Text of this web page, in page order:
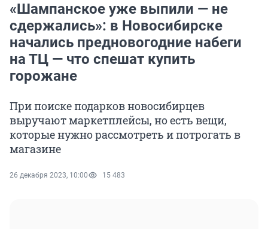
«Шампанское уже выпили — не
сдержались»: в Новосибирске
начались предновогодние набеги
на ТЦ — что спешат купить
горожане
При поиске подарков новосибирцев
выручают маркетплейсы, но есть вещи,
которые нужно рассмотреть и потрогать в
магазине
26 декабря 2023, 10:00 15 483